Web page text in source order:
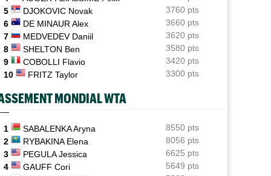
Vancouver (CH)
Après un an out, J.J. Wolf en pole pour la wild-card de
l'US Open
05/08
Francfort (M15)
Après son titre, Pierre Delage enchaîne bien en
Allemagne
US Open
Elsa Jacquemot n’aura finalement pas à passer par les
qualifications
05/08
ATP - Montréal
Combien gagnent les joueurs au Masters 1000 de
Montréal ?
5
DJOKOVIC Novak
3760 pts
6
DE MINAUR Alex
3660 pts
7
MEDVEDEV Daniil
3620 pts
8
SHELTON Ben
3580 pts
9
COBOLLI Flavio
3420 pts
10
FRITZ Taylor 3300 pts
MONDIAL WTA
1 SABALENKA Aryna
8550 pts
2
RYBAKINA Elena
8056 pts
3
PEGULA Jessica
6625 pts
4
GAUFF Cori
5649 pts